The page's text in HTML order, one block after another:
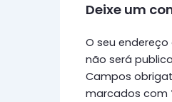
Deixe um
O seu endereço
não será
Campos
marcados com